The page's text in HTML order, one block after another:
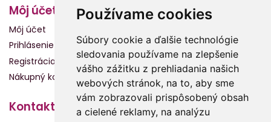
Používame cookies
Súbory cookie a ďalšie technológie
sledovania používame na zlepšenie
vášho zážitku z prehliadania našich
webových stránok, na to, aby sme
vám zobrazovali prispôsobený obsah
a cielené reklamy, na analýzu
Môj účet
Môj účet
Prihlásenie
Registrácia
Nákupný košík
Kontakt